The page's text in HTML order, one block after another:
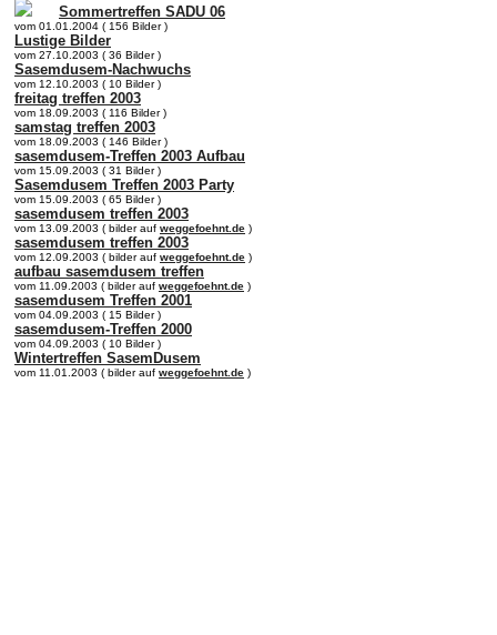
Sommertreffen SADU 06
vom 01.01.2004 ( 156 Bilder )
Lustige Bilder
vom 27.10.2003 ( 36 Bilder )
Sasemdusem-Nachwuchs
vom 12.10.2003 ( 10 Bilder )
freitag treffen 2003
vom 18.09.2003 ( 116 Bilder )
samstag treffen 2003
vom 18.09.2003 ( 146 Bilder )
sasemdusem-Treffen 2003 Aufbau
vom 15.09.2003 ( 31 Bilder )
Sasemdusem Treffen 2003 Party
vom 15.09.2003 ( 65 Bilder )
sasemdusem treffen 2003
vom 13.09.2003 ( bilder auf weggefoehnt.de )
sasemdusem treffen 2003
vom 12.09.2003 ( bilder auf weggefoehnt.de )
aufbau sasemdusem treffen
vom 11.09.2003 ( bilder auf weggefoehnt.de )
sasemdusem Treffen 2001
vom 04.09.2003 ( 15 Bilder )
sasemdusem-Treffen 2000
vom 04.09.2003 ( 10 Bilder )
Wintertreffen SasemDusem
vom 11.01.2003 ( bilder auf weggefoehnt.de )